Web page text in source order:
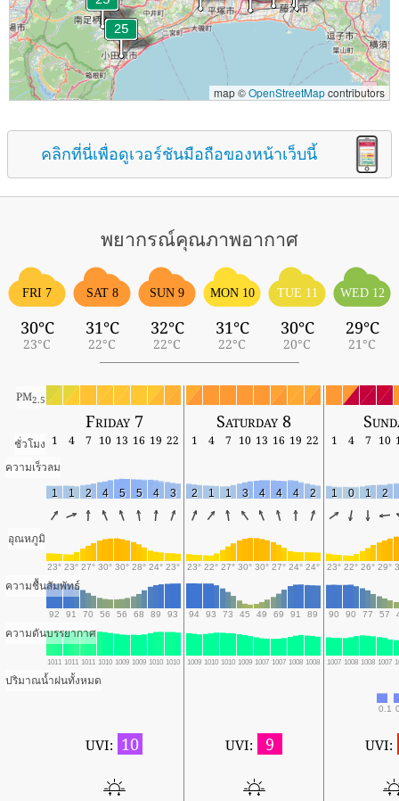
map ©OpenStreetMapcontributors
คลิกที่นี่เพื่อดูเวอร์ชันมือถือของหน้าเว็บนี้
พยากรณ์คุณภาพอากาศ
FRI 7
30°C
23°C
SAT 8
31°C
22°C
SUN 9
32°C
22°C
MON 10
31°C
22°C
TUE 11
30°C
20°C
WED 12
29°C
21°C
PM2.5
Friday 7 Saturday 8
ชั่วโมง 1 4 7 10 13 16 19 22 1 4 7 10 13 16 19 22 1 4 7 10
ความเร็วลม
1 1 2 4 5 5 4 3 2 1 1 3 4 4 4 2 1 0 1 2
อุณหภูมิ
23° 23° 27° 30° 30° 28° 24° 23° 23° 22° 27° 30° 30° 27° 24° 24° 23° 22° 26° 29°
ความชื้นสัมพัทธ์
92 91 70 56 56 68 89 93 94 93 73 45 49 69 91 89 90 90 77 57
ความดันบรรยากาศ
1011 1011 1011 1010 1009 1009 1010 1010 1009 1010 1010 1009 1007 1007 1008 1008 1007 1008 1008 1007
ปริมาณน้ำฝนทั้งหมด
0.1
UVI: 10 UVI: 9 UVI: